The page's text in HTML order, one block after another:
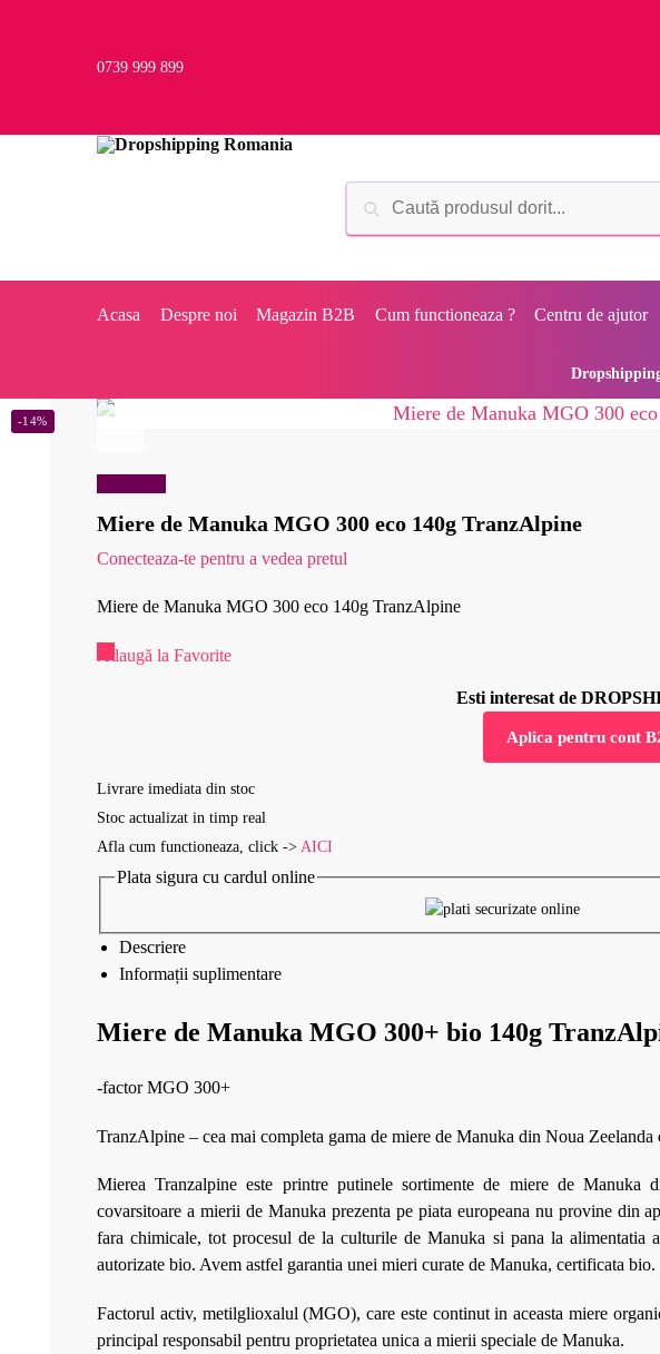
0739 999 899
Acasa Despre noi Magazin B2B Cum functioneaza ? Centru de ajutor
Miere de Manuka MGO 300 eco 140g TranzAlpine
Conecteaza-te pentru a vedea pretul
-14%
Miere de Manuka MGO 300 eco 140g TranzAlpine
Adaugă la Favorite
Esti interesat de
Aplica pentru cont
Livrare imediata din stoc
Stoc actualizat in timp real
Afla cum functioneaza, click -> AICI
Plata sigura cu cardul online
Descriere
Informații suplimentare
Miere de Manuka MGO 300+ bio 140g
-factor MGO 300+
TranzAlpine – cea mai completa gama de miere de Manuka din Noua Zeelanda
Mierea Tranzalpine este printre putinele sortimente de miere de Manuka
covarsitoare a mierii de Manuka prezenta pe piata europeana nu provine din
fara chimicale, tot procesul de la culturile de Manuka si pana la alimentatia
autorizate bio. Avem astfel garantia unei mieri curate de Manuka, certificata bio.
Factorul activ, metilglioxalul (MGO), care este continut in aceasta miere
principal responsabil pentru proprietatea unica a mierii speciale de Manuka.